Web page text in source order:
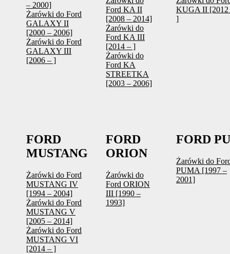
– 2000]
Żarówki do Ford
GALAXY II
[2000 – 2006]
Żarówki do Ford
GALAXY III
[2006 – ]
Ford KA II
[2008 – 2014]
Żarówki do
Ford KA III
[2014 – ]
Żarówki do
Ford KA
STREETKA
[2003 – 2006]
KUGA II [2012
]
FORD
MUSTANG
Żarówki do Ford
MUSTANG IV
[1994 – 2004]
Żarówki do Ford
MUSTANG V
[2005 – 2014]
Żarówki do Ford
MUSTANG VI
[2014 – ]
FORD
ORION
Żarówki do
Ford ORION
III [1990 –
1993]
FORD
Żarówki do
PUMA [1997 –
2001]